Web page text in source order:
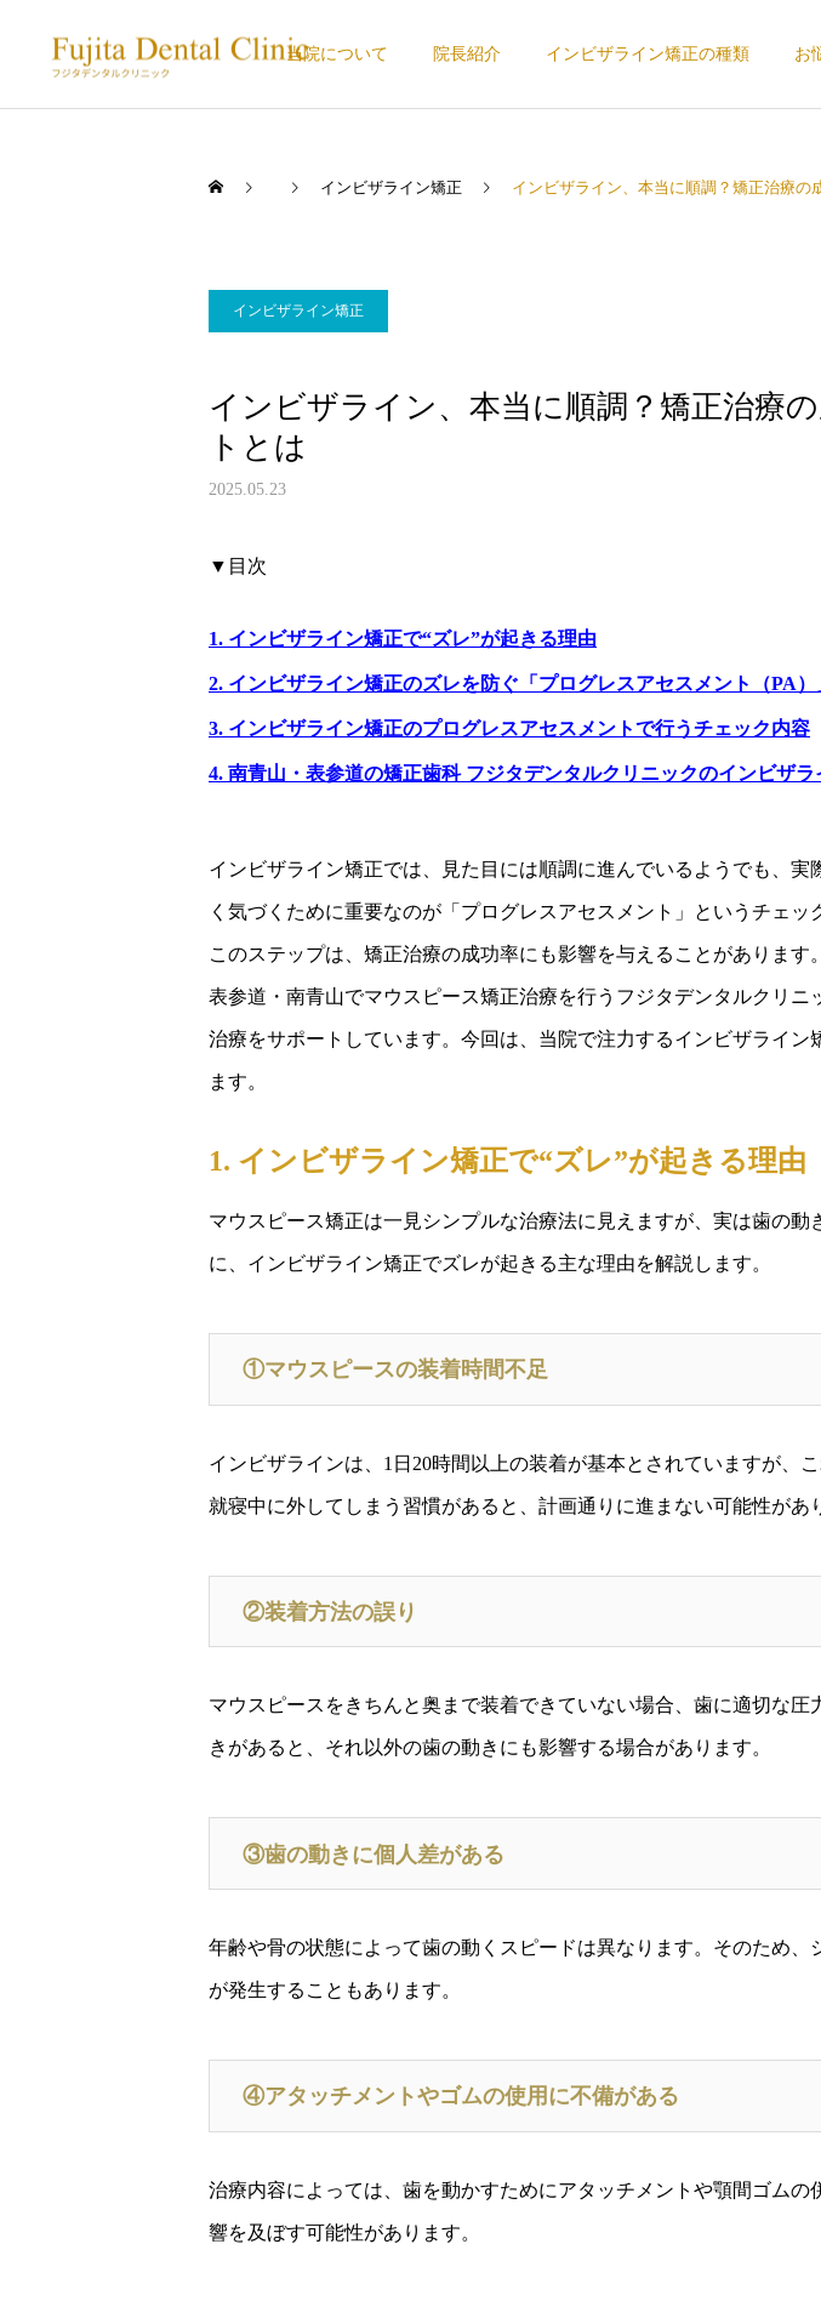
当院について 院長紹介 インビザライン矯正の種類 お
インビザライン矯正 インビザライン、本当に順調？矯正治療
インビザライン矯正
インビザライン、本当に順調？矯正治療
トとは
2025.05.23
▼目次
1. インビザライン矯正で“ズレ”が起きる理由
2. インビザライン矯正のズレを防ぐ「プログレスアセスメント（PA
3. インビザライン矯正のプログレスアセスメントで行うチェック内容
4. 南青山・表参道の矯正歯科 フジタデンタルクリニックのインビザラ
インビザライン矯正では、見た目には順調に進んでいるようでも、
く気づくために重要なのが「プログレスアセスメント」というチェ
このステップは、矯正治療の成功率にも影響を与えることがあります。
表参道・南青山でマウスピース矯正治療を行うフジタデンタルクリ
治療をサポートしています。今回は、当院で注力するインビザライ
ます。
1. インビザライン矯正で“ズレ”が起きる理由
マウスピース矯正は一見シンプルな治療法に見えますが、実は歯の
に、インビザライン矯正でズレが起きる主な理由を解説します。
①マウスピースの装着時間不足
インビザラインは、1日20時間以上の装着が基本とされていますが、
就寝中に外してしまう習慣があると、計画通りに進まない可能性があ
②装着方法の誤り
マウスピースをきちんと奥まで装着できていない場合、歯に適切な
きがあると、それ以外の歯の動きにも影響する場合があります。
③歯の動きに個人差がある
年齢や骨の状態によって歯の動くスピードは異なります。そのため
が発生することもあります。
④アタッチメントやゴムの使用に不備がある
治療内容によっては、歯を動かすためにアタッチメントや顎間ゴム
響を及ぼす可能性があります。